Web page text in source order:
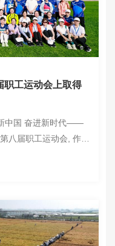
职工运动会上取得
中国 奋进新时代——
八届职工运动会, 作科
获“精神文明奖”。